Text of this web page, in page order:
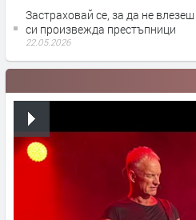
Застраховай се, за да не
си произвежда престъпници
22.05.2026